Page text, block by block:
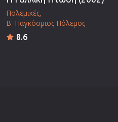
Πολεμικές
Β' Παγκόσμιος Πόλεμος
8.6